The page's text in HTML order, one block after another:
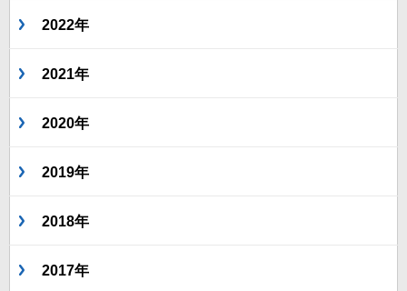
2022年
2021年
2020年
2019年
2018年
2017年